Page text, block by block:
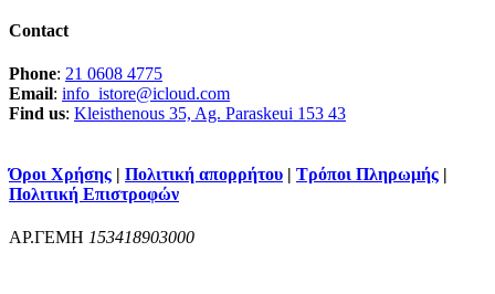
Contact
Phone: 21 0608 4775
Email: info_istore@icloud.com
Find us: Kleisthenous 35, Ag. Paraskeui 153 43
Όροι Χρήσης | Πολιτική απορρήτου | Τρόποι Πληρωμής |
Πολιτική Επιστροφών
ΑΡ.ΓΕΜΗ 153418903000